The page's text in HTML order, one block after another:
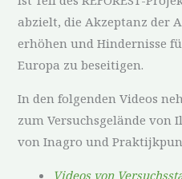
abzielt, die Akzeptanz der
erhöhen und Hindernisse
Europa zu beseitigen.
In den folgenden Videos
zum Versuchsgelände von
von Inagro und
Videos von